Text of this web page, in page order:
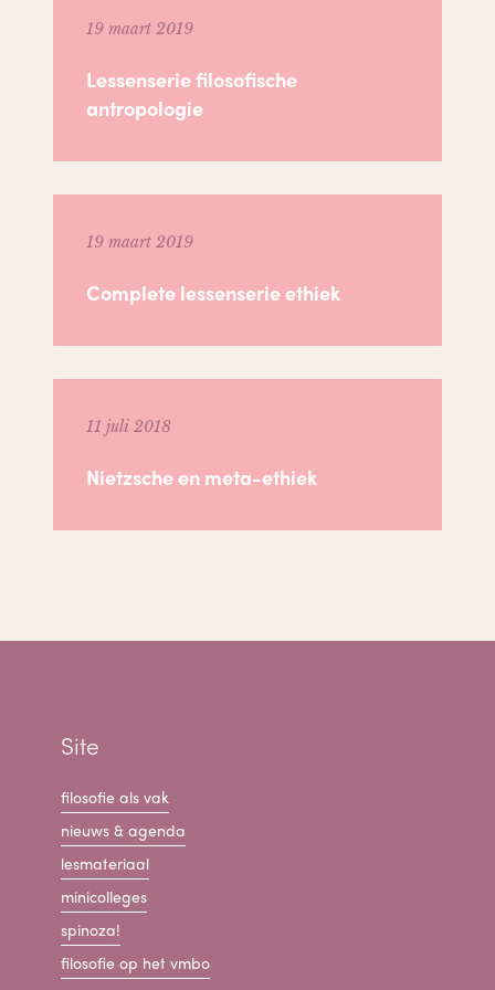
19 maart 2019
Lessenserie filosofische
antropologie
19 maart 2019
Complete lessenserie ethiek
11 juli 2018
Nietzsche en meta-ethiek
Site
filosofie als vak
nieuws & agenda
lesmateriaal
minicolleges
spinoza!
filosofie op het vmbo